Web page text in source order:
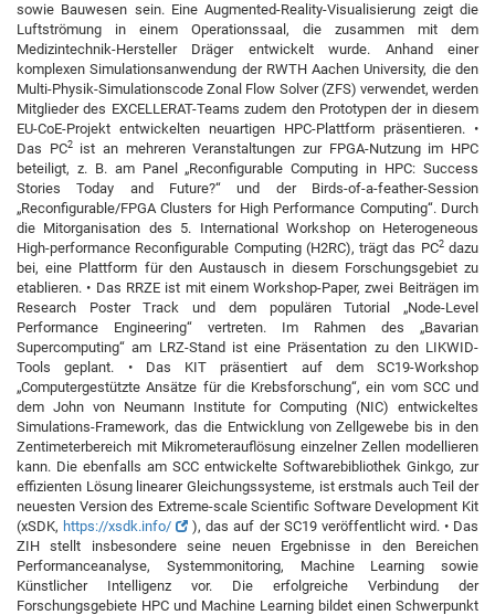
sowie Bauwesen sein. Eine Augmented-Reality-Visualisierung zeigt die
Luftströmung in einem Operationssaal, die zusammen mit dem
Medizintechnik-Hersteller Dräger entwickelt wurde. Anhand einer
komplexen Simulationsanwendung der RWTH Aachen University, die den
Multi-Physik-Simulationscode Zonal Flow Solver (ZFS) verwendet, werden
Mitglieder des EXCELLERAT-Teams zudem den Prototypen der in diesem
EU-CoE-Projekt entwickelten neuartigen HPC-Plattform präsentieren. •
Das PC2ist an mehreren Veranstaltungen zur FPGA-Nutzung im HPC
beteiligt, z. B. am Panel „Reconfigurable Computing in HPC: Success
Stories Today and Future?“ und der Birds-of-a-feather-Session
„Reconfigurable/FPGA Clusters for High Performance Computing“. Durch
die Mitorganisation des 5. International Workshop on Heterogeneous
High-performance Reconfigurable Computing (H2RC), trägt das PC2dazu
bei, eine Plattform für den Austausch in diesem Forschungsgebiet zu
etablieren. • Das RRZE ist mit einem Workshop-Paper, zwei Beiträgen im
Research Poster Track und dem populären Tutorial „Node-Level
Performance Engineering“ vertreten. Im Rahmen des „Bavarian
Supercomputing“ am LRZ-Stand ist eine Präsentation zu den LIKWID-
Tools geplant. • Das KIT präsentiert auf dem SC19-Workshop
„Computergestützte Ansätze für die Krebsforschung“, ein vom SCC und
dem John von Neumann Institute for Computing (NIC) entwickeltes
Simulations-Framework, das die Entwicklung von Zellgewebe bis in den
Zentimeterbereich mit Mikrometerauflösung einzelner Zellen modellieren
kann. Die ebenfalls am SCC entwickelte Softwarebibliothek Ginkgo, zur
effizienten Lösung linearer Gleichungssysteme, ist erstmals auch Teil der
neuesten Version des Extreme-scale Scientific Software Development Kit
(xSDK, https://xsdk.info/
), das auf der SC19 veröffentlicht wird. • Das
ZIH stellt insbesondere seine neuen Ergebnisse in den Bereichen
Performanceanalyse, Systemmonitoring, Machine Learning sowie
Künstlicher Intelligenz vor. Die erfolgreiche Verbindung der
Forschungsgebiete HPC und Machine Learning bildet einen Schwerpunkt